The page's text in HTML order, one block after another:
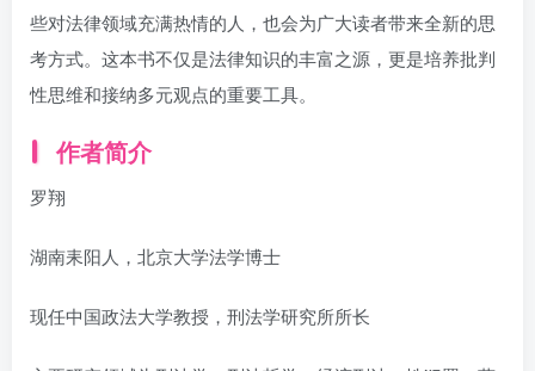
些对法律领域充满热情的人，也会为广大读者带来全新的思
考方式。这本书不仅是法律知识的丰富之源，更是培养批判
性思维和接纳多元观点的重要工具。
作者简介
罗翔
湖南耒阳人，北京大学法学博士
现任中国政法大学教授，刑法学研究所所长